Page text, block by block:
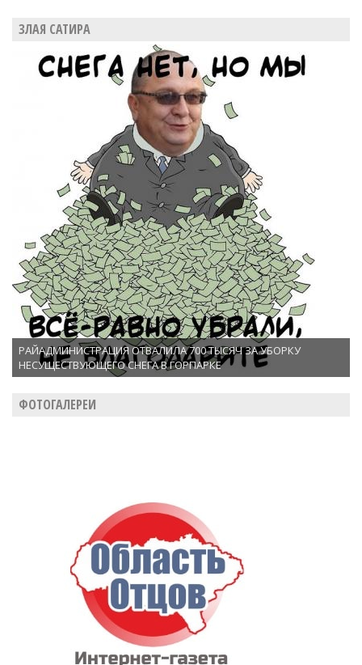
ЗЛАЯ САТИРА
РАЙАДМИНИСТРАЦИЯ ОТВАЛИЛА 700 ТЫСЯЧ ЗА УБОРКУ
НЕСУЩЕСТВУЮЩЕГО СНЕГА В ГОРПАРКЕ
ФОТОГАЛЕРЕИ